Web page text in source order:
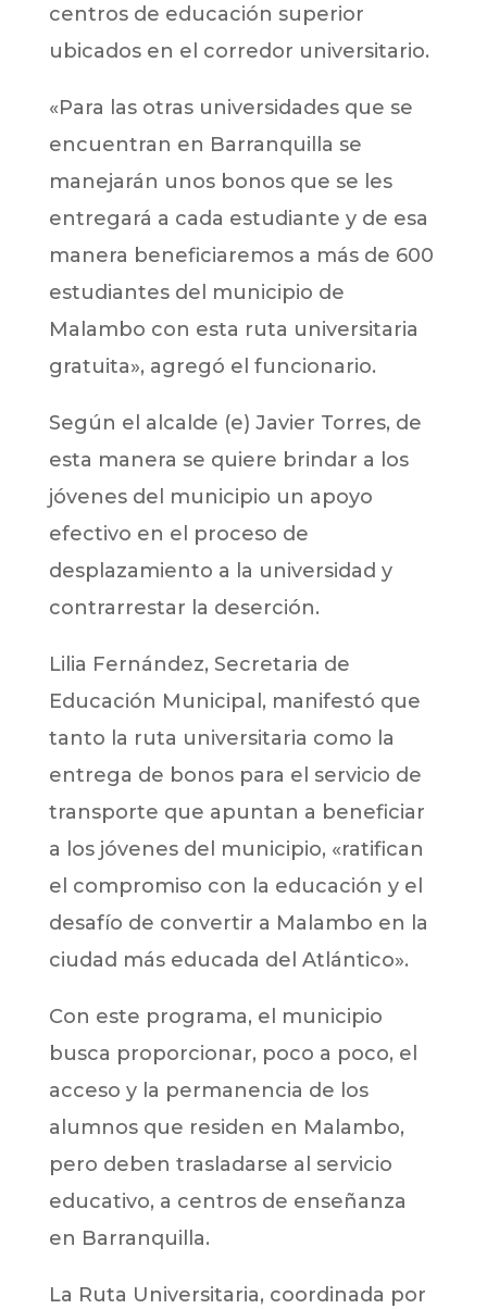
centros de educación superior
ubicados en el corredor universitario.
«Para las otras universidades que se
encuentran en Barranquilla se
manejarán unos bonos que se les
entregará a cada estudiante y de esa
manera beneficiaremos a más de 600
estudiantes del municipio de
Malambo con esta ruta universitaria
gratuita», agregó el funcionario.
Según el alcalde (e) Javier Torres, de
esta manera se quiere brindar a los
jóvenes del municipio un apoyo
efectivo en el proceso de
desplazamiento a la universidad y
contrarrestar la deserción.
Lilia Fernández, Secretaria de
Educación Municipal, manifestó que
tanto la ruta universitaria como la
entrega de bonos para el servicio de
transporte que apuntan a beneficiar
a los jóvenes del municipio, «ratifican
el compromiso con la educación y el
desafío de convertir a Malambo en la
ciudad más educada del Atlántico».
Con este programa, el municipio
busca proporcionar, poco a poco, el
acceso y la permanencia de los
alumnos que residen en Malambo,
pero deben trasladarse al servicio
educativo, a centros de enseñanza
en Barranquilla.
La Ruta Universitaria, coordinada por